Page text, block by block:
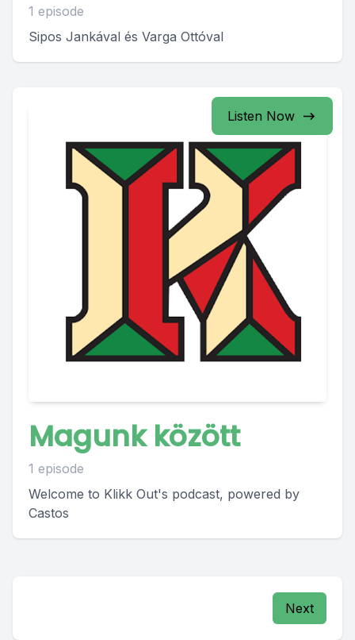
1 episode
Sipos Jankával és Varga Ottóval
Listen Now
Magunk között
1 episode
Welcome to Klikk Out's podcast, powered by
Castos
Next